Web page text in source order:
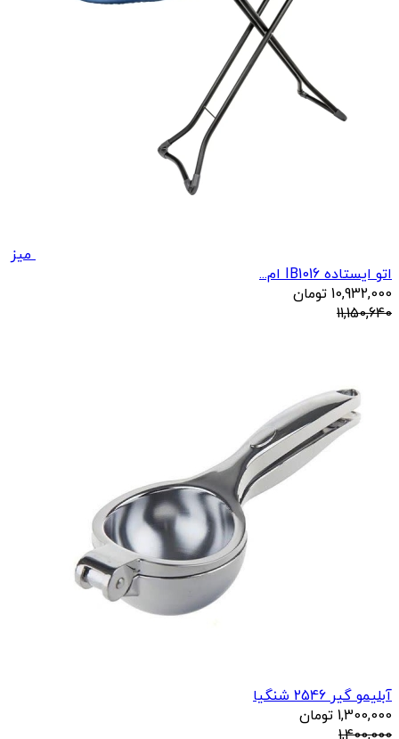
میز
اتو ایستاده IB1016 ام...
10,932,000 تومان
11,150,640
آبلیمو گیر 2546 شنگیا
1,300,000 تومان